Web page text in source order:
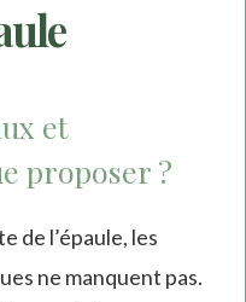
et
proposer ?
de l’épaule, les
ne manquent pas.